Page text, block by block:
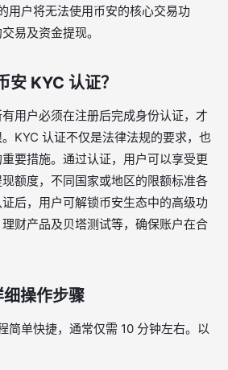
用户将无法使用币安的核心交易功
易及资金提现。
安 KYC 认证？
用户必须在注册后完成身份认证，才
KYC 认证不仅是法律法规的要求，也
要措施。通过认证，用户可以享受更
额度，不同国家或地区的限额标准各
后，用户可解锁币安生态中的高级功
财产品及贝塔测试等，确保账户在合
操作步骤
简单快捷，通常仅需 10 分钟左右。以